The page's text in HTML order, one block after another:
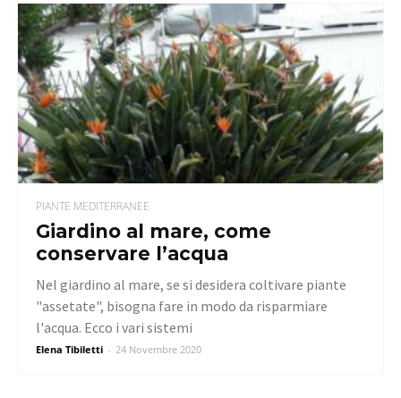
PIANTE MEDITERRANEE
Giardino al mare, come
conservare l’acqua
Elena Tibiletti - 24 Novembre 2020
Nel giardino al mare, se si desidera coltivare piante
"assetate", bisogna fare in modo da risparmiare
l'acqua. Ecco i vari sistemi